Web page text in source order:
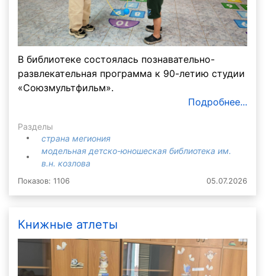
В библиотеке состоялась познавательно-
развлекательная программа к 90-летию студии
«Союзмультфильм».
Подробнее...
Разделы
страна мегиония
модельная детско-юношеская библиотека им.
в.н. козлова
Показов: 1106 05.07.2026
Книжные атлеты